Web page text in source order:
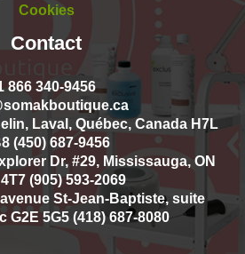
Cookies
Contact
866 340-9456
Laval, Québec, Canada H7L
(450) 687-9456
Dr, #29, Mississauga, ON
(905) 593-2069
St-Jean-Baptiste, suite
G2E 5G5 (418) 687-8080